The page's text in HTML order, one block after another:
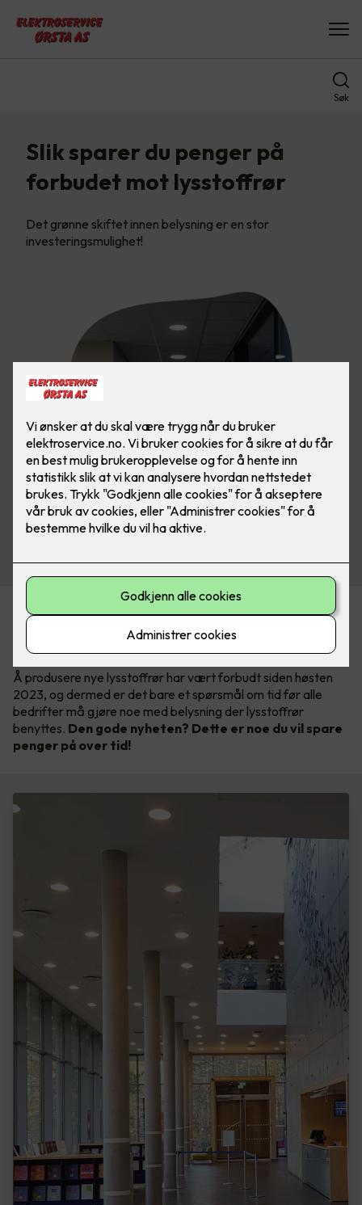
Søk
Slik sparer du penger på
forbudet mot lysstoffrør
Det grønne skiftet innen belysning er en stor
investeringsmulighet!
En av konsekvensene av RoHS-direktivet, som har til hensikt
å begrense bruken av miljøskadelige stoffer, er at lysstoffrør
avvikles.
Å produsere nye lysstoffrør har vært forbudt siden høsten
2023, og dermed er det bare et spørsmål om tid før alle
bedrifter må gjøre noe med belysning der lysstoffrør
benyttes. Den gode nyheten? Dette er noe du vil spare
penger på over tid!